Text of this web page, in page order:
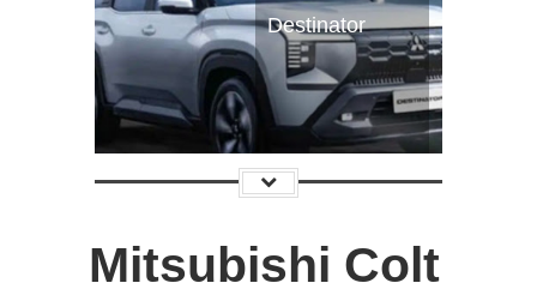
25 Mar 2016
undefined
All New Triton
Destinator
undefined
Mitsubishi Colt